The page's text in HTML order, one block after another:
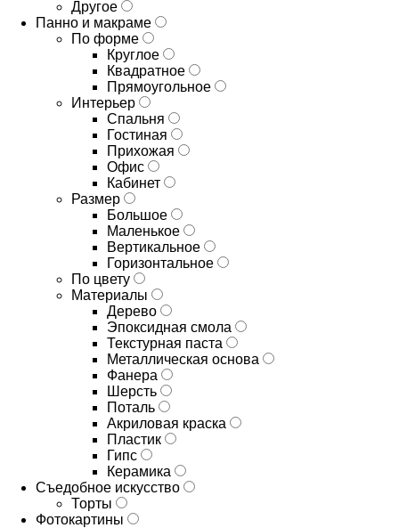
Другое
Панно и макраме
По форме
Круглое
Квадратное
Прямоугольное
Интерьер
Спальня
Гостиная
Прихожая
Офис
Кабинет
Размер
Большое
Маленькое
Вертикальное
Горизонтальное
По цвету
Материалы
Дерево
Эпоксидная смола
Текстурная паста
Металлическая основа
Фанера
Шерсть
Поталь
Акриловая краска
Пластик
Гипс
Керамика
Съедобное искусство
Торты
Фотокартины